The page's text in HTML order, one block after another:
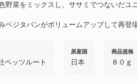
野菜をミックスし、ササミでつないだユ
ベジタパンがボリュームアップして再登
ペッツルート
原産国
日本
商品規格
８０ｇ